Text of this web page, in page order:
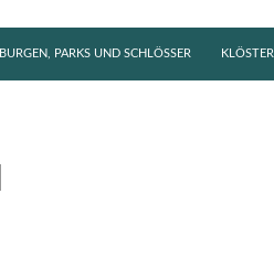
BURGEN, PARKS UND SCHLÖSSER KLÖSTER